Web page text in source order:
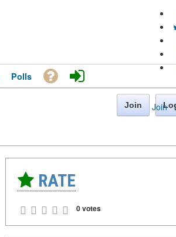
Join ·
Polls
Join
RATE
0 votes